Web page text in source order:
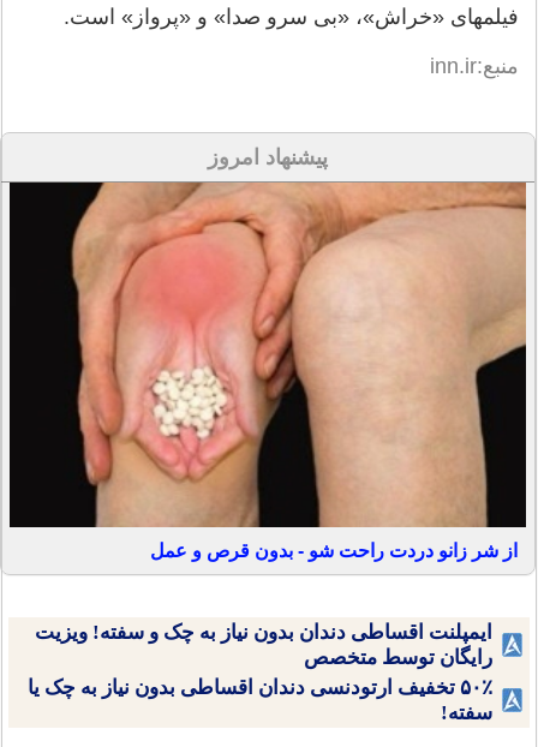
فیلمهای «خراش»، «بی سرو صدا» و «پرواز» است.
منبع:inn.ir
پیشنهاد امروز
از شر زانو دردت راحت شو - بدون قرص و عمل
ایمپلنت اقساطی دندان بدون نیاز به چک و سفته! ویزیت
رایگان توسط متخصص
۵۰٪ تخفیف ارتودنسی دندان اقساطی بدون نیاز به چک یا
سفته!